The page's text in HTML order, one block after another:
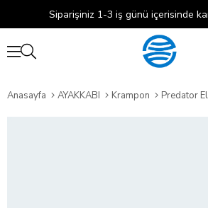
Siparişiniz 1-3 iş günü içerisinde
Anasayfa AYAKKABI Krampon Predator